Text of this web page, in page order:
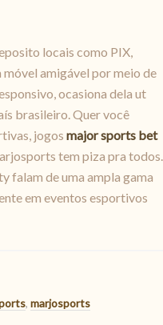
locais como PIX,
amigável por meio de
ocasiona dela ut
brasileiro. Quer você
jogos major sports bet
tem piza pra todos.
falam de uma ampla gama
em eventos esportivos
, marjosports